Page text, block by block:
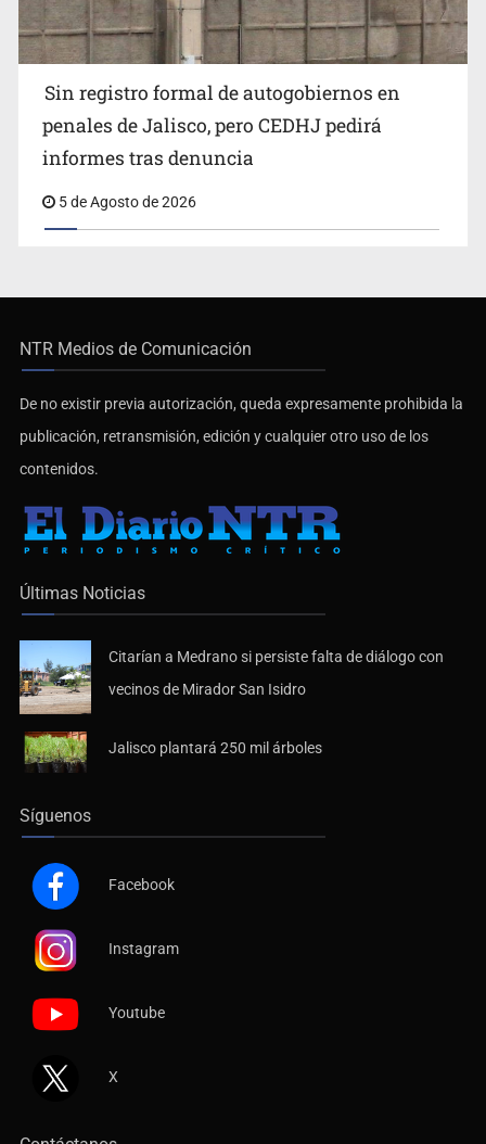
Sin registro formal de autogobiernos en
penales de Jalisco, pero CEDHJ pedirá
informes tras denuncia
5 de Agosto de 2026
NTR Medios de Comunicación
De no existir previa autorización, queda expresamente prohibida la
publicación, retransmisión, edición y cualquier otro uso de los
contenidos.
Últimas Noticias
Citarían a Medrano si persiste falta de diálogo con
vecinos de Mirador San Isidro
Jalisco plantará 250 mil árboles
Síguenos
Facebook
Instagram
Youtube
X